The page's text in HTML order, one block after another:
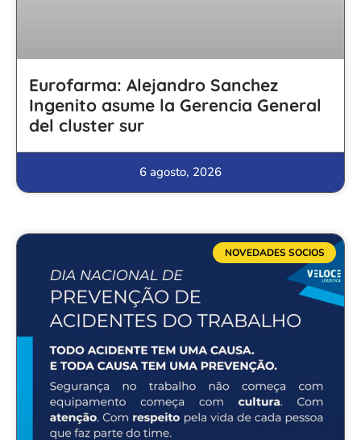
Eurofarma: Alejandro Sanchez
Ingenito asume la Gerencia General
del cluster sur
6 agosto, 2026
NOVEDADES SOCIOS